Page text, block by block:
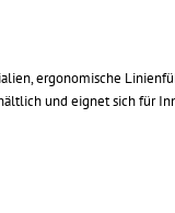
ergonomische
und eignet sich für